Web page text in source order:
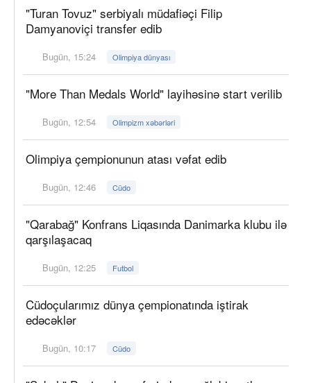
"Turan Tovuz" serbiyalı müdafiəçi Filip
Damyanoviçi transfer edib
Bugün, 15:24 Olimpiya dünyası
"More Than Medals World" layihəsinə start verilib
Bugün, 12:54 Olimpizm xəbərləri
Olimpiya çempionunun atası vəfat edib
Bugün, 12:46 Cüdo
"Qarabağ" Konfrans Liqasında Danimarka klubu ilə
qarşılaşacaq
Bugün, 12:25 Futbol
Cüdoçularımız dünya çempionatında iştirak
edəcəklər
Bugün, 10:17 Cüdo